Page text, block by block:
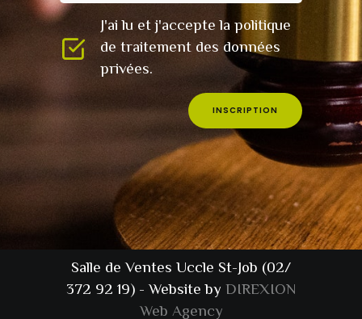
J'ai lu et j'accepte la politique
de traitement des données
privées.
INSCRIPTION
Salle de Ventes Uccle St-Job (02/
372 92 19) - Website by DIREXION
Web Agency